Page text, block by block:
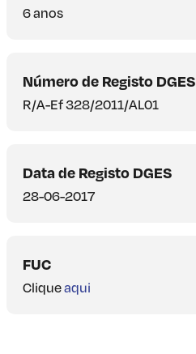
6 anos
Número de Registo DGES
R/A-Ef 328/2011/AL01
Data de Registo DGES
28-06-2017
FUC
Cliqueaqui